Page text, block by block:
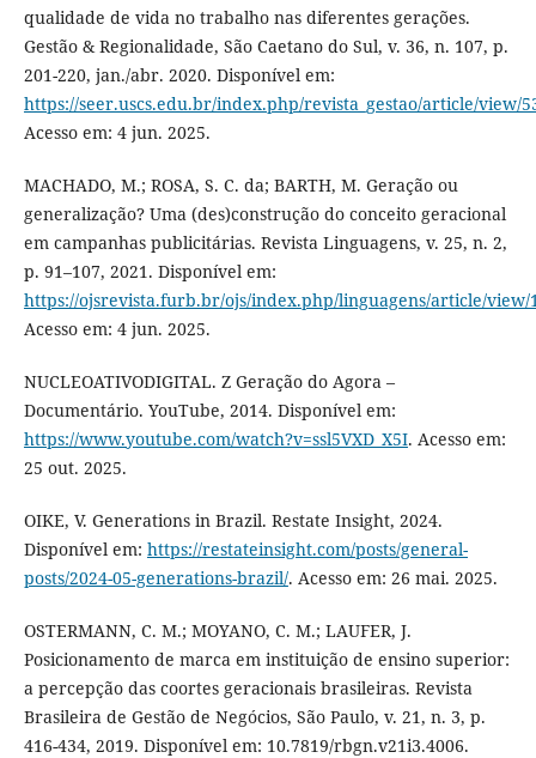
qualidade de vida no trabalho nas diferentes gerações.
Gestão & Regionalidade, São Caetano do Sul, v. 36, n. 107, p.
201-220, jan./abr. 2020. Disponível em:
https://seer.uscs.edu.br/index.php/revista_gestao/article/view/
Acesso em: 4 jun. 2025.
MACHADO, M.; ROSA, S. C. da; BARTH, M. Geração ou
generalização? Uma (des)construção do conceito geracional
em campanhas publicitárias. Revista Linguagens, v. 25, n. 2,
p. 91–107, 2021. Disponível em:
https://ojsrevista.furb.br/ojs/index.php/linguagens/article/view/
Acesso em: 4 jun. 2025.
NUCLEOATIVODIGITAL. Z Geração do Agora –
Documentário. YouTube, 2014. Disponível em:
https://www.youtube.com/watch?v=ssl5VXD_X5I. Acesso em:
25 out. 2025.
OIKE, V. Generations in Brazil. Restate Insight, 2024.
Disponível em: https://restateinsight.com/posts/general-
posts/2024-05-generations-brazil/. Acesso em: 26 mai. 2025.
OSTERMANN, C. M.; MOYANO, C. M.; LAUFER, J.
Posicionamento de marca em instituição de ensino superior:
a percepção das coortes geracionais brasileiras. Revista
Brasileira de Gestão de Negócios, São Paulo, v. 21, n. 3, p.
416-434, 2019. Disponível em: 10.7819/rbgn.v21i3.4006.